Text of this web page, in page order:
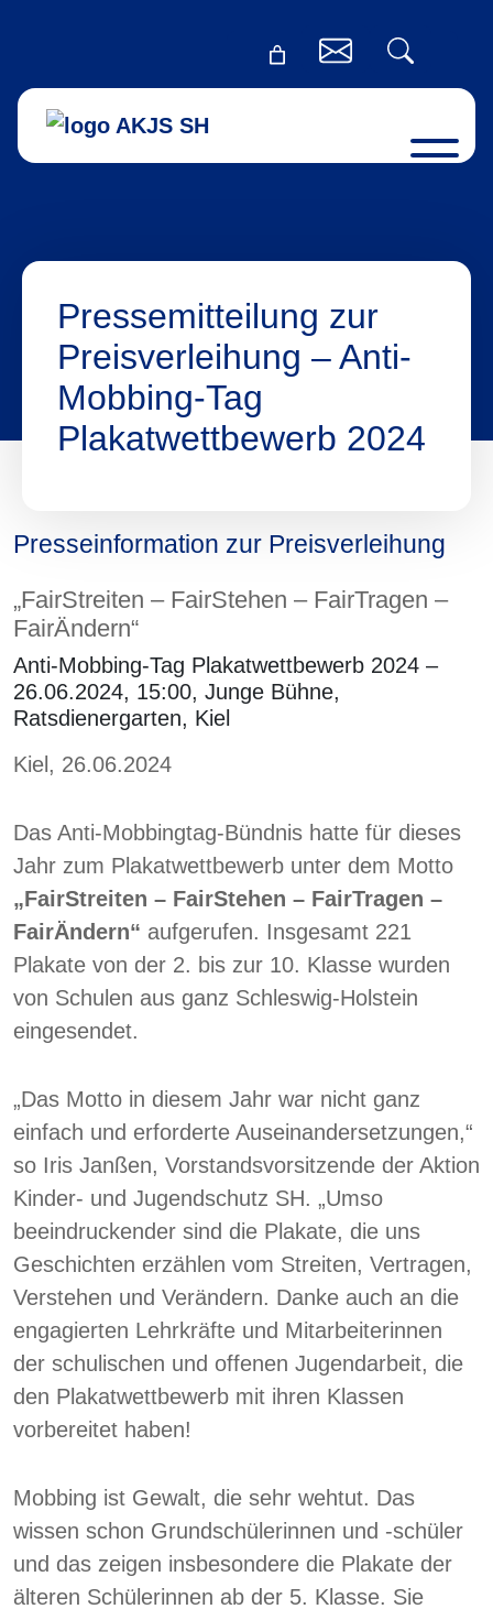
Pressemitteilung zur
Preisverleihung – Anti-
Mobbing-Tag
Plakatwettbewerb 2024
Presseinformation zur Preisverleihung
„FairStreiten – FairStehen – FairTragen –
FairÄndern“
Anti-Mobbing-Tag Plakatwettbewerb 2024 –
26.06.2024, 15:00, Junge Bühne,
Ratsdienergarten, Kiel
Kiel, 26.06.2024
Das Anti-Mobbingtag-Bündnis hatte für dieses
Jahr zum Plakatwettbewerb unter dem Motto
„FairStreiten – FairStehen – FairTragen –
FairÄndern“ aufgerufen. Insgesamt 221
Plakate von der 2. bis zur 10. Klasse wurden
von Schulen aus ganz Schleswig-Holstein
eingesendet.
„Das Motto in diesem Jahr war nicht ganz
einfach und erforderte Auseinandersetzungen,“
so Iris Janßen, Vorstandsvorsitzende der Aktion
Kinder- und Jugendschutz SH. „Umso
beeindruckender sind die Plakate, die uns
Geschichten erzählen vom Streiten, Vertragen,
Verstehen und Verändern. Danke auch an die
engagierten Lehrkräfte und Mitarbeiterinnen
der schulischen und offenen Jugendarbeit, die
den Plakatwettbewerb mit ihren Klassen
vorbereitet haben!
Mobbing ist Gewalt, die sehr wehtut. Das
wissen schon Grundschülerinnen und -schüler
und das zeigen insbesondere die Plakate der
älteren Schülerinnen ab der 5. Klasse. Sie